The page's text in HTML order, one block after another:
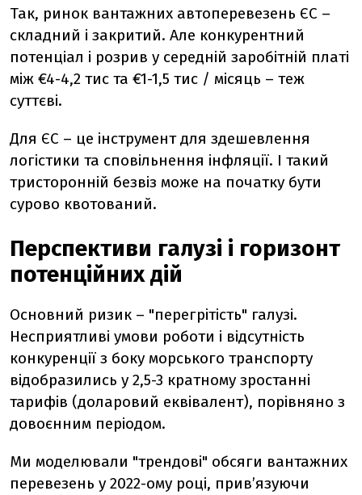
Так, ринок вантажних автоперевезень ЄС –
складний і закритий. Але конкурентний
потенціал і розрив у середній заробітній платі
між €4-4,2 тис та €1-1,5 тис / місяць – теж
суттєві.
Для ЄС – це інструмент для здешевлення
логістики та сповільнення інфляції. І такий
тристоронній безвіз може на початку бути
сурово квотований.
Перспективи галузі і горизонт
потенційних дій
Основний ризик – "перегрітість" галузі.
Несприятливі умови роботи і відсутність
конкуренції з боку морського транспорту
відобразились у 2,5-3 кратному зростанні
тарифів (доларовий еквівалент), порівняно з
довоєнним періодом.
Ми моделювали "трендові" обсяги вантажних
перевезень у 2022-ому році, прив’язуючи